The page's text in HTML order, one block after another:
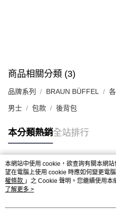
商品相關分類 (3)
品牌系列 BRAUN BÜFFEL
男士 包款 後背包
本分類熱銷全站排行
熱門標籤
本網站中使用 cookie，欲查詢有關本網
望在電腦上使用 cookie 時應如何變更電
權條款 」之 Cookie 聲明。您繼續使用
用條款之 Cookie 聲明使用 cookie。
了解更多 >